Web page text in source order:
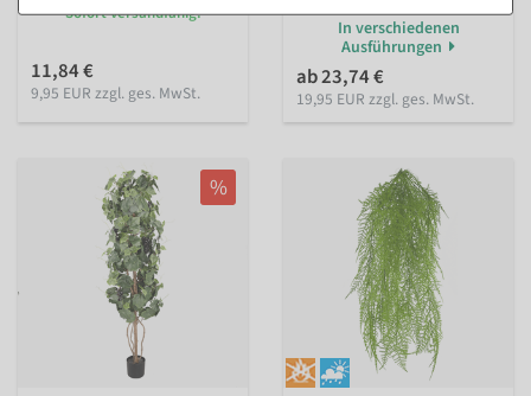
Sofort versandfähig.
11,84 €
9,95 EUR zzgl. ges. MwSt.
In verschiedenen
Ausführungen
ab 23,74 €
19,95 EUR zzgl. ges. MwSt.
%